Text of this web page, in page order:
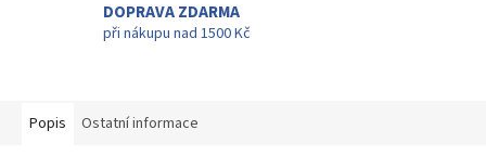
DOPRAVA ZDARMA
při nákupu nad 1500 Kč
Popis Ostatní informace